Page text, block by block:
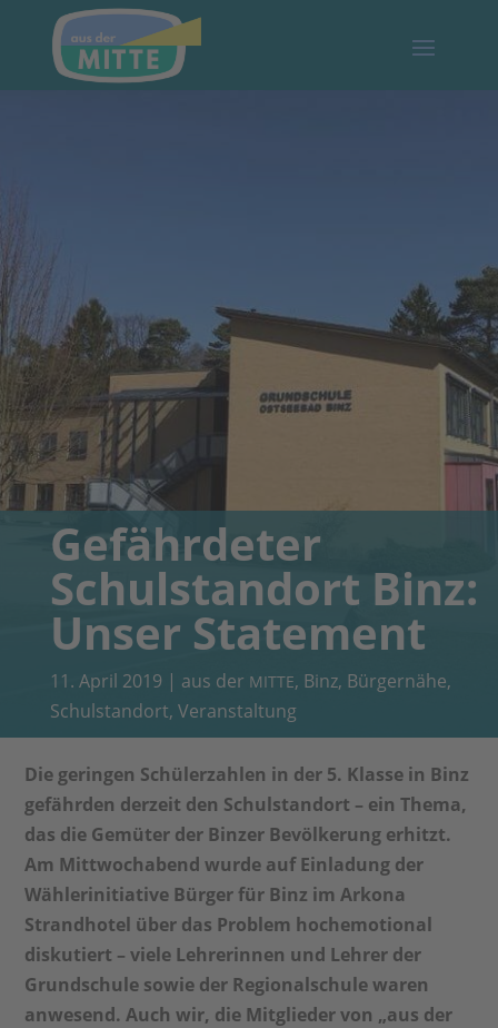
Gefährdeter
Schulstandort Binz:
Unser Statement
11. April 2019 | aus der MITTE, Binz, Bürgernähe,
Schulstandort, Veranstaltung
Die geringen Schülerzahlen in der 5. Klasse in Binz
gefährden derzeit den Schulstandort – ein Thema,
das die Gemüter der Binzer Bevölkerung erhitzt.
Am Mittwochabend wurde auf Einladung der
Wählerinitiative Bürger für Binz im Arkona
Strandhotel über das Problem hochemotional
diskutiert – viele Lehrerinnen und Lehrer der
Grundschule sowie der Regionalschule waren
anwesend. Auch wir, die Mitglieder von „aus der